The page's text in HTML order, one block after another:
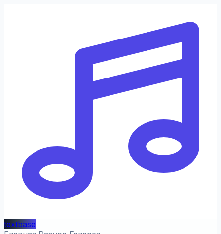
textbase